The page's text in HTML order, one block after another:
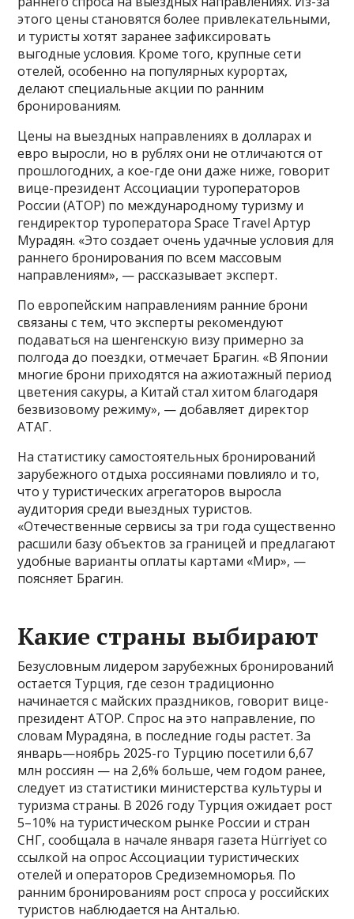
этого цены становятся более привлекательными,
и туристы хотят заранее зафиксировать
выгодные условия. Кроме того, крупные сети
отелей, особенно на популярных курортах,
делают специальные акции по ранним
бронированиям.
Цены на выездных направлениях в долларах и
евро выросли, но в рублях они не отличаются от
прошлогодних, а кое-где они даже ниже, говорит
вице-президент Ассоциации туроператоров
России (АТОР) по международному туризму и
гендиректор туроператора Space Travel Артур
Мурадян. «Это создает очень удачные условия для
раннего бронирования по всем массовым
направлениям», — рассказывает эксперт.
По европейским направлениям ранние брони
связаны с тем, что эксперты рекомендуют
подаваться на шенгенскую визу примерно за
полгода до поездки, отмечает Брагин. «В Японии
многие брони приходятся на ажиотажный период
цветения сакуры, а Китай стал хитом благодаря
безвизовому режиму», — добавляет директор
АТАГ.
На статистику самостоятельных бронирований
зарубежного отдыха россиянами повлияло и то,
что у туристических агрегаторов выросла
аудитория среди выездных туристов.
«Отечественные сервисы за три года существенно
расшили базу объектов за границей и предлагают
удобные варианты оплаты картами «Мир», —
поясняет Брагин.
Какие страны выбирают
Безусловным лидером зарубежных бронирований
остается Турция, где сезон традиционно
начинается с майских праздников, говорит вице-
президент АТОР. Спрос на это направление, по
словам Мурадяна, в последние годы растет. За
январь—ноябрь 2025-го Турцию посетили 6,67
млн россиян — на 2,6% больше, чем годом ранее,
следует из статистики министерства культуры и
туризма страны. В 2026 году Турция ожидает рост
5–10% на туристическом рынке России и стран
СНГ, сообщала в начале января газета Hürriyet со
ссылкой на опрос Ассоциации туристических
отелей и операторов Средиземноморья. По
ранним бронированиям рост спроса у российских
туристов наблюдается на Анталью.